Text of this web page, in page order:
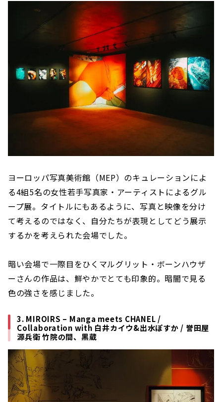
ヨーロッパ写真美術館（MEP）のキュレーションによ
る4組5名の女性若手写真家・アーティストによるグル
ープ展。タイトルにもあるように、写真と映像を分け
て考えるのではなく、自分たちが表現としてどう展示
するかを考えられた会場でした。
暗い会場で一際目をひくマルグリット・ボーンハウザ
ーさんの作品は、鮮やかでとても印象的。暗闇で見る
色の強さを感じました。
3. MIROIRS – Manga meets CHANEL /
Collaboration with 白井カイウ&出水ぽすか / 誉田屋
源兵衛 竹院の間、黒蔵